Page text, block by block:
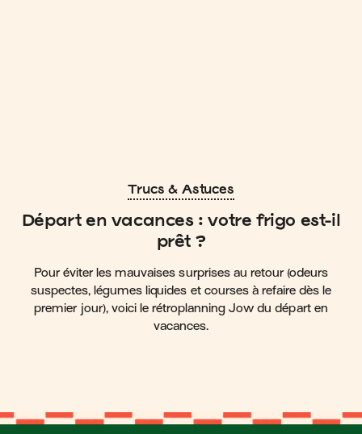
Trucs & Astuces
Départ en vacances : votre frigo est-il
prêt ?
Pour éviter les mauvaises surprises au retour (odeurs
suspectes, légumes liquides et courses à refaire dès le
premier jour), voici le rétroplanning Jow du départ en
vacances.